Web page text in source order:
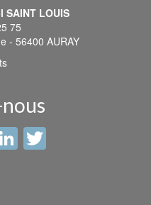
LOUIS
75
- 56400 AURAY
LinkedIn